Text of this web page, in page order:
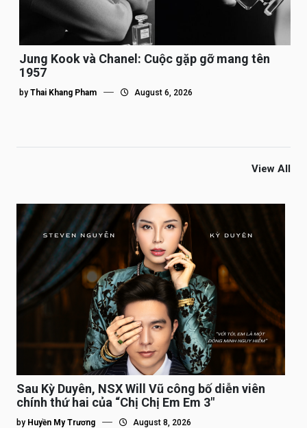
Jung Kook và Chanel: Cuộc gặp gỡ mang tên
1957
by Thai Khang Pham August 6, 2026
View All
Sau Kỳ Duyên, NSX Will Vũ công bố diễn viên
chính thứ hai của “Chị Chị Em Em 3″
by Huyền My Trương August 8, 2026